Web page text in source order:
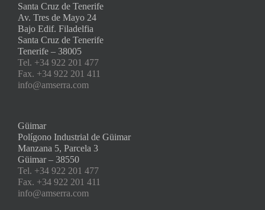
Santa Cruz de Tenerife
Av. Tres de Mayo 24
Bajo Edif. Filadelfia
Santa Cruz de Tenerife
Tenerife – 38005
Tel. +34 922 201 477
Fax. +34 922 201 411
info@amserra.com
Güimar
Polígono Industrial de Güimar
Manzana 5, Parcela 3
Güimar – 38550
Tel. +34 922 201 477
Fax. +34 922 201 411
info@amserra.com